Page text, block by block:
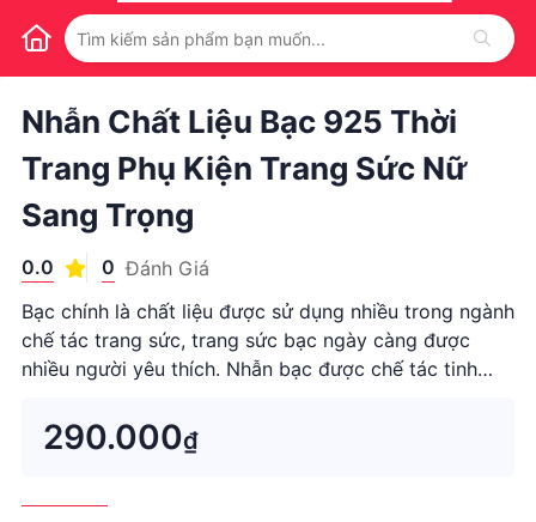
1 /
Nhẫn Chất Liệu Bạc 925 Thời
Trang Phụ Kiện Trang Sức Nữ
Sang Trọng
0.0 0 Đánh Giá
Bạc chính là chất liệu được sử dụng nhiều trong ngành
chế tác trang sức, trang sức bạc ngày càng được
nhiều người yêu thích. Nhẫn bạc được chế tác tinh
290.000₫